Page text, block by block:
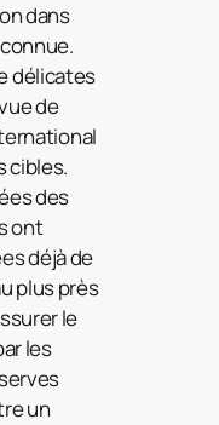
dans
délicates
de
cibles.
des
ont
déjà de
plus près
le
les
un